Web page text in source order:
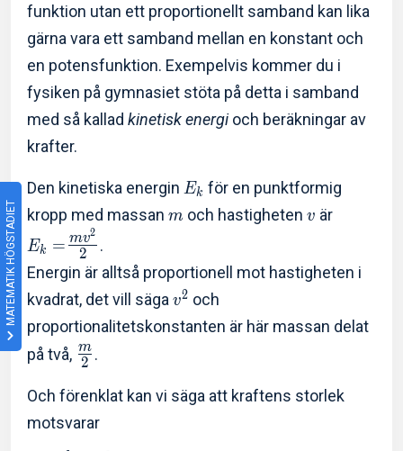
MATEMATIK HÖGSTADIET
funktion utan ett proportionellt samband kan lika
gärna vara ett samband mellan en konstant och
en potensfunktion. Exempelvis kommer du i
fysiken på gymnasiet stöta på detta i samband
med så kallad kinetisk energioch beräkningar av
krafter.
Den kinetiska energin Ek för en punktformig
kropp med massan m och hastigheten v är
Ek = 2
mv2
.
Energin är alltså proportionell mot hastigheten i
kvadrat, det vill säga v2 och
proportionalitetskonstanten är här massan delat
på två, 2
m .
Och förenklat kan vi säga att kraftens storlek
motsvarar